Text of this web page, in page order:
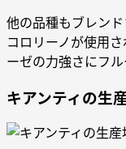
他の品種もブレン
コロリーノが使用
ーゼの力強さにフル
キアンティの生